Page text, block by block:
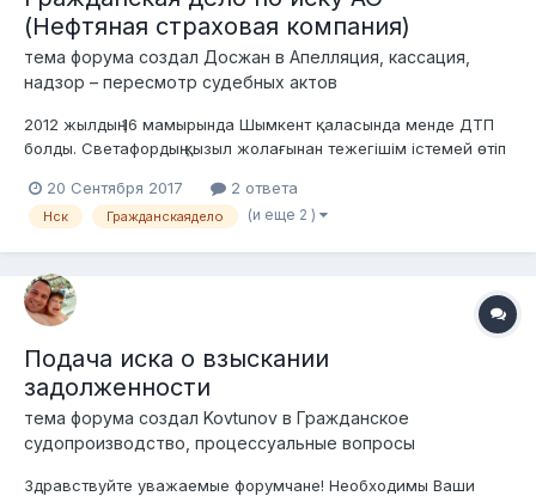
(Нефтяная страховая компания)
тема форума создал Досжан в Апелляция, кассация,
надзор – пересмотр судебных актов
2012 жылдың 16 мамырында Шымкент қаласында менде ДТП
болды. Светафордың қызыл жолағынан тежегішім істемей өтіп
страховая компания) жəбірленушілерге 1.094.000 ақша
шығарып берді. 2 айдан соң сот болды, маған ҚР ƏҚБТК-нің 468
20 Сентября 2017 2 ответа
Нск Гражданскаядело (и еще 2 )
Подача иска о взыскании
задолженности
тема форума создал Kovtunov в Гражданское
судопроизводство, процессуальные вопросы
Здравствуйте уважаемые форумчане! Необходимы Ваши